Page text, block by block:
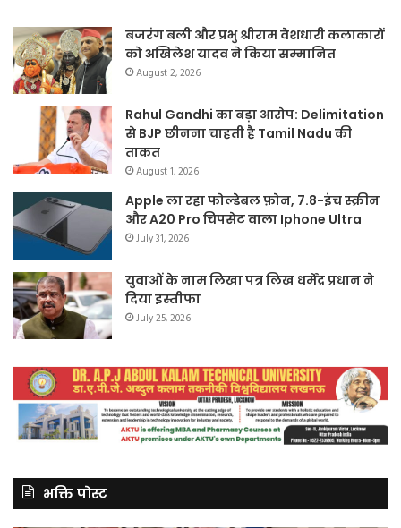
बजरंग बली और प्रभु श्रीराम वेशधारी कलाकारों
को अखिलेश यादव ने किया सम्मानित
August 2, 2026
Rahul Gandhi का बड़ा आरोप: Delimitation
से BJP छीनना चाहती है Tamil Nadu की
ताकत
August 1, 2026
Apple ला रहा फोल्डेबल फ़ोन, 7.8-इंच स्क्रीन
और A20 Pro चिपसेट वाला Iphone Ultra
July 31, 2026
युवाओं के नाम लिखा पत्र लिख धर्मेंद्र प्रधान ने
दिया इस्तीफा
July 25, 2026
भक्ति पोस्ट